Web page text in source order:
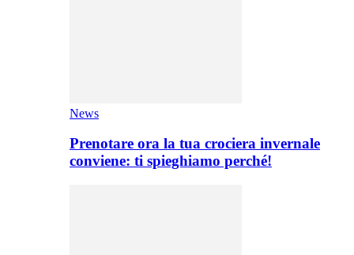
News
Prenotare ora la tua crociera invernale
conviene: ti spieghiamo perché!